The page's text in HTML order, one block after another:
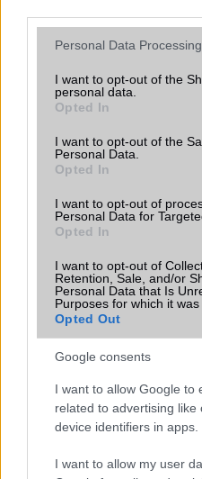
Please note that this website/
not limited to your visit or
grant or deny consent to
use your data for below
consent section.
Personal Data
I want to opt-out of the
personal data.
Opted In
I want to opt-out of the
Personal Data.
Opted In
I want to opt-out of
Personal Data for
Opted In
I want to opt-out of
Retention, Sale, and/or
Personal Data that Is
Purposes for which it was
Opted Out
Google consents
I want to allow Google to
related to advertising like
device identifiers in apps.
I want to allow my user
Itt az utolsó tíz darab 23
100 androidos alkalmazás
Imáink meghallgatásra
Google Play: hétszázezer
Nem reklámozott Google
1 éves a Google Play:
Átalakul a Google Play:
Hatalmas Amazon akció,
További hírek